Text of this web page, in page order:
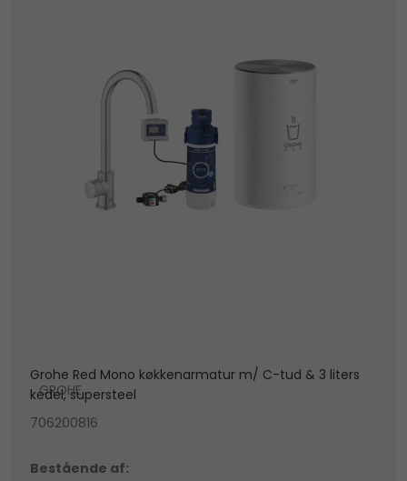
Grohe Red Mono køkkenarmatur m/ C-tud & 3 liters
kedel, supersteel
GROHE
706200816
Bestående af: